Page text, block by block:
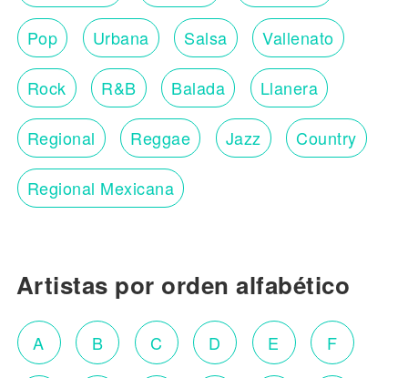
Pop Urbana Salsa Vallenato
Rock R&B Balada Llanera
Regional Reggae Jazz Country
Regional Mexicana
Artistas por orden alfabético
A B C D E F